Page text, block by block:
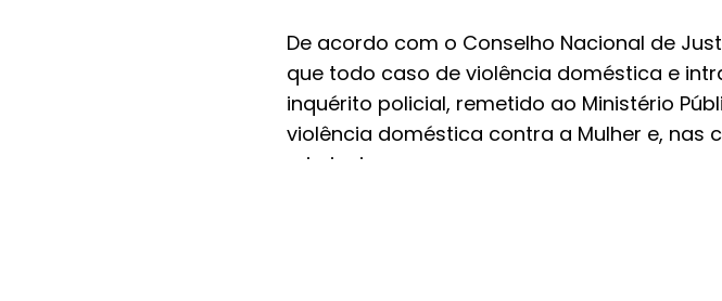
De acordo com o Conselho Nacional de
que todo caso de violência doméstica e
inquérito policial, remetido ao Ministério
violência doméstica contra a Mulher e, nas
criminais.